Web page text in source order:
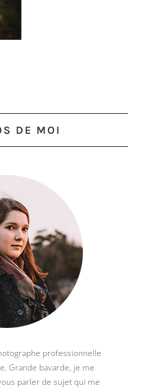
DE MOI
professionnelle
Grande bavarde, je me
parler de sujet qui me